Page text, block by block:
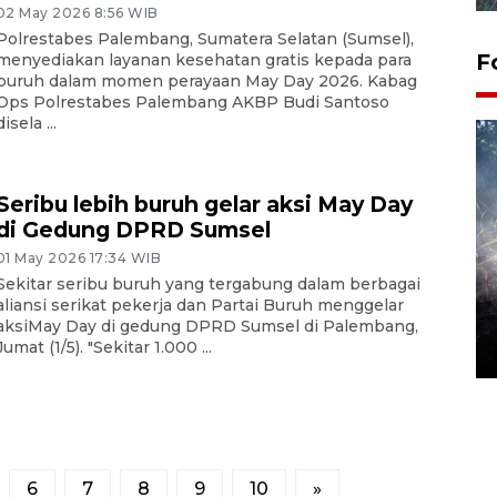
May 2026 8:56 WIB
Palembang, Sumatera Selatan (Sumsel),
layanan kesehatan gratis kepada para
dalam momen perayaan May Day 2026. Kabag
Polrestabes Palembang AKBP Budi Santoso
...
lebih buruh gelar aksi May Day
Gedung DPRD Sumsel
May 2026 17:34 WIB
seribu buruh yang tergabung dalam berbagai
serikat pekerja dan Partai Buruh menggelar
Day di gedung DPRD Sumsel di Palembang,
(1/5). "Sekitar 1.000 ...
6 7 8 9 10 »
Alokasi anggaran untuk bibit
kopi arabika Gayo
15 June 2026 11:15 WIB